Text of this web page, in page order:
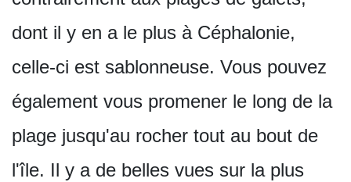
dont il y en a le plus à Céphalonie,
celle-ci est sablonneuse. Vous pouvez
également vous promener le long de la
plage jusqu'au rocher tout au bout de
l'île. Il y a de belles vues sur la plus